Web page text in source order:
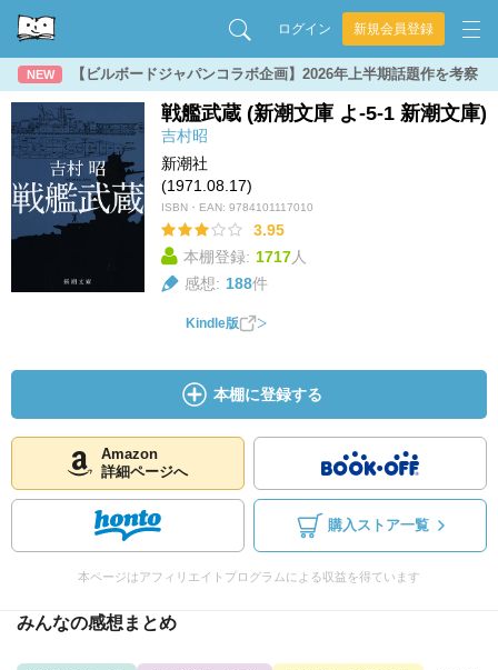
ログイン 新規会員登録
NEW 【ビルボードジャパンコラボ企画】2026年上半期話題作を考察
戦艦武蔵 (新潮文庫 よ-5-1 新潮文庫)
吉村昭
新潮社
(1971.08.17)
ISBN・EAN: 9784101117010
3.95
本棚登録: 1717人
感想: 188件
Kindle版
本棚に登録する
Amazon
詳細ページへ
購入ストア一覧
本ページはアフィリエイトプログラムによる収益を得ています
みんなの感想まとめ